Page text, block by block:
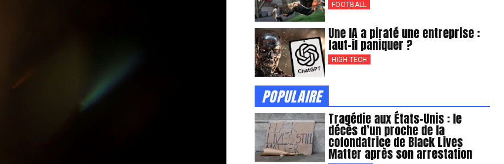
FOOTBALL
Une IA a piraté une entreprise :
faut-il paniquer ?
HIGH-TECH
POPULAIRE
Tragédie aux États-Unis : le
décès d’un proche de la
cofondatrice de Black Lives
Matter après son arrestation